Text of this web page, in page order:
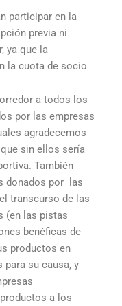
participar en la
previa ni
ya que la
la cuota de socio
a todos los
por las empresas
agradecemos
sin ellos sería
También
donados por las
transcurso de las
(en las pistas
benéficas de
productos en
para su causa, y
a los